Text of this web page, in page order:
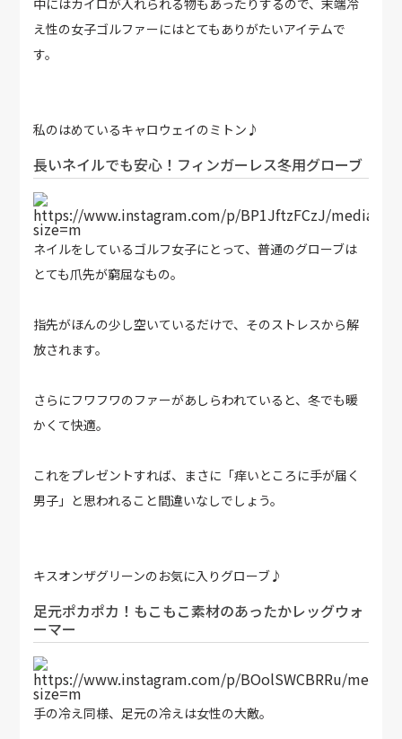
中にはカイロが入れられる物もあったりするので、末端冷
え性の女子ゴルファーにはとてもありがたいアイテムで
す。
私のはめているキャロウェイのミトン♪
長いネイルでも安心！フィンガーレス冬用グローブ
https://www.instagram.com/p/BP1JftzFCzJ/media?
size=m
ネイルをしているゴルフ女子にとって、普通のグローブは
とても爪先が窮屈なもの。
指先がほんの少し空いているだけで、そのストレスから解
放されます。
さらにフワフワのファーがあしらわれていると、冬でも暖
かくて快適。
これをプレゼントすれば、まさに「痒いところに手が届く
男子」と思われること間違いなしでしょう。
キスオンザグリーンのお気に入りグローブ♪
足元ポカポカ！もこもこ素材のあったかレッグウォ
ーマー
https://www.instagram.com/p/BOolSWCBRRu/media?
size=m
手の冷え同様、足元の冷えは女性の大敵。